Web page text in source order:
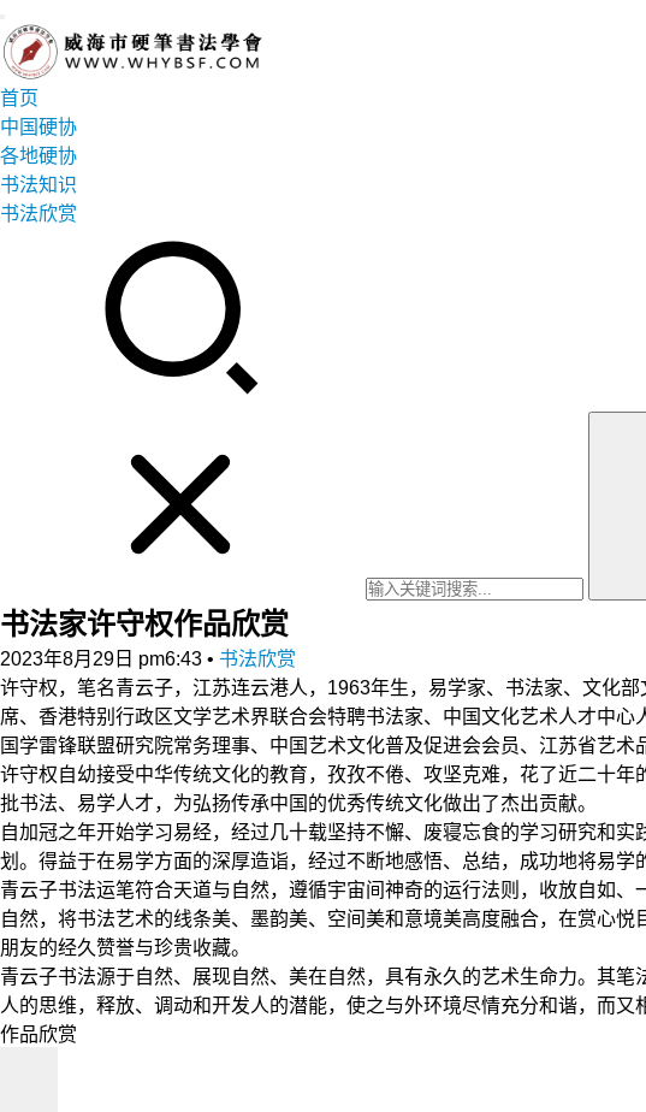
首页
中国硬协
各地硬协
书法知识
书法欣赏
书法家许守权作品欣赏
2023年8月29日 pm6:43 • 书法欣赏
许守权，笔名青云子，江苏连云港人，1963年生，易学家、书法家、文化
席、香港特别行政区文学艺术界联合会特聘书法家、中国文化艺术人才中
国学雷锋联盟研究院常务理事、中国艺术文化普及促进会会员、江苏省艺
许守权自幼接受中华传统文化的教育，孜孜不倦、攻坚克难，花了近二十
批书法、易学人才，为弘扬传承中国的优秀传统文化做出了杰出贡献。
自加冠之年开始学习易经，经过几十载坚持不懈、废寝忘食的学习研究和
划。得益于在易学方面的深厚造诣，经过不断地感悟、总结，成功地将易
青云子书法运笔符合天道与自然，遵循宇宙间神奇的运行法则，收放自如
自然，将书法艺术的线条美、墨韵美、空间美和意境美高度融合，在赏心
朋友的经久赞誉与珍贵收藏。
青云子书法源于自然、展现自然、美在自然，具有永久的艺术生命力。其
人的思维，释放、调动和开发人的潜能，使之与外环境尽情充分和谐，而
作品欣赏